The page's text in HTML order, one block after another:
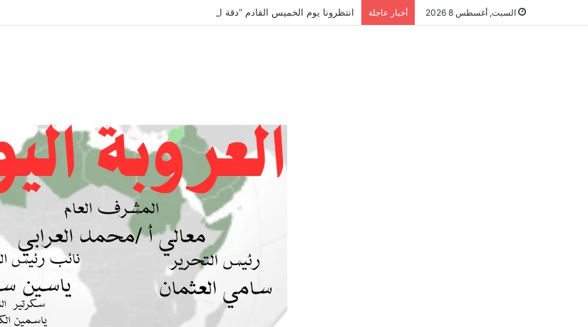
السبت, أغسطس 8 2026 أخبار عاجلة انتظرونا يوم الخميس القادم “دقة الساعة” وحلقة بعنوان *اتفاقية مكة للدفاع المشترك”